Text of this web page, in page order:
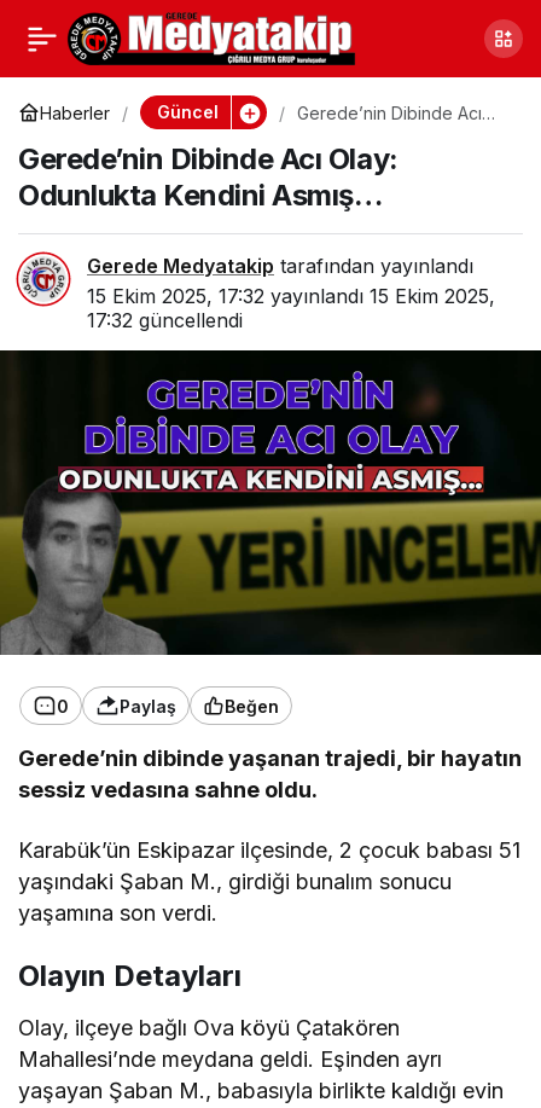
Haberler Güncel
Gerede’nin Dibinde Acı
Asmış…
Gerede’nin Dibinde Acı Olay:
Odunlukta Kendini Asmış…
Gerede Medyatakip tarafından yayınlandı
15 Ekim 2025, 17:32 yayınlandı 15 Ekim 2025,
17:32 güncellendi
0 Paylaş Beğen
Gerede’nin dibinde yaşanan trajedi, bir hayatın
sessiz vedasına sahne oldu.
Karabük’ün Eskipazar ilçesinde, 2 çocuk babası 51
yaşındaki Şaban M., girdiği bunalım sonucu
yaşamına son verdi.
Olayın Detayları
Olay, ilçeye bağlı Ova köyü Çatakören
Mahallesi’nde meydana geldi. Eşinden ayrı
yaşayan Şaban M., babasıyla birlikte kaldığı evin
Gerede’de Altın
Bulundu!
Paylaş